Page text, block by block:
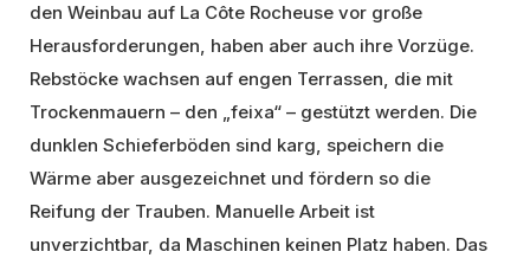
den Weinbau auf La Côte Rocheuse vor große
Herausforderungen, haben aber auch ihre Vorzüge.
Rebstöcke wachsen auf engen Terrassen, die mit
Trockenmauern – den „feixa“ – gestützt werden. Die
dunklen Schieferböden sind karg, speichern die
Wärme aber ausgezeichnet und fördern so die
Reifung der Trauben. Manuelle Arbeit ist
unverzichtbar, da Maschinen keinen Platz haben. Das